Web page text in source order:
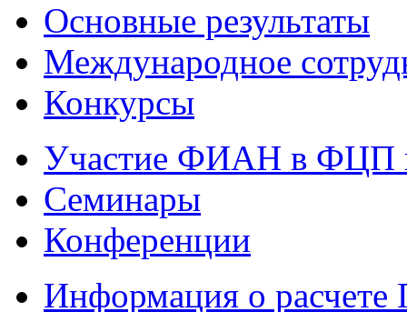
Основные результаты
Международное
Конкурсы
Участие ФИАН в ФЦП
Семинары
Конференции
Информация о